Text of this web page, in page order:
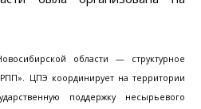
области — структурное
ЦПЭ координирует на территории
поддержку несырьевого